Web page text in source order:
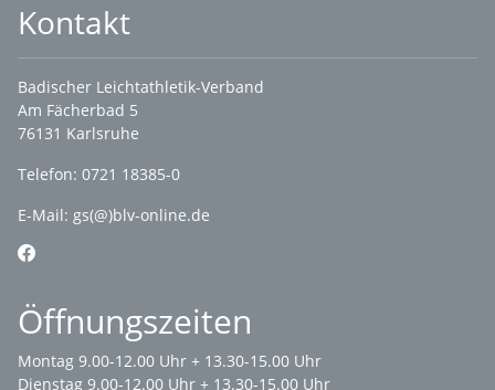
Kontakt
Badischer Leichtathletik-Verband
Am Fächerbad 5
76131 Karlsruhe
Telefon: 0721 18385-0
E-Mail: gs(@)blv-online.de
Öffnungszeiten
Montag 9.00-12.00 Uhr + 13.30-15.00 Uhr
Dienstag 9.00-12.00 Uhr + 13.30-15.00 Uhr